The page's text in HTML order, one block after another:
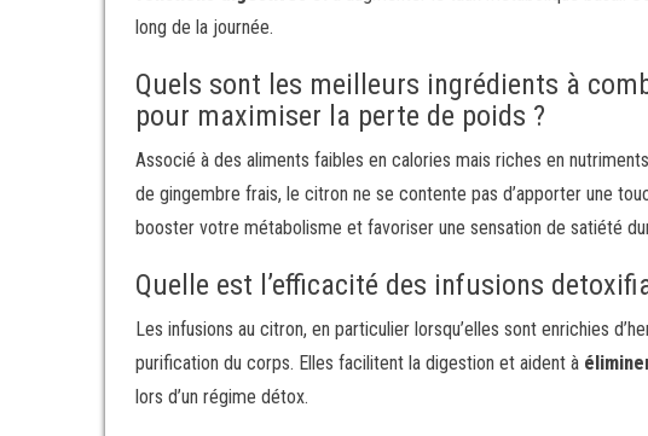
long de la journée.
Quels sont les meilleurs ingrédients à
pour maximiser la perte de poids ?
Associé à des aliments faibles en calories mais riches en
de gingembre frais, le citron ne se contente pas d’apporter une
booster votre métabolisme et favoriser une sensation de satiété
Quelle est l’efficacité des infusions
Les infusions au citron, en particulier lorsqu’elles sont enrichies
purification du corps. Elles facilitent la digestion et aident à
lors d’un régime détox.